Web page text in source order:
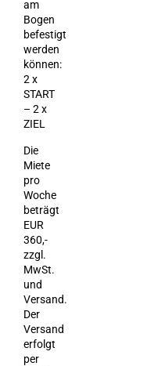
am
Bogen
befestigt
werden
können:
2 x
START
– 2 x
ZIEL
Die
Miete
pro
Woche
beträgt
EUR
360,-
zzgl.
MwSt.
und
Versand.
Der
Versand
erfolgt
per